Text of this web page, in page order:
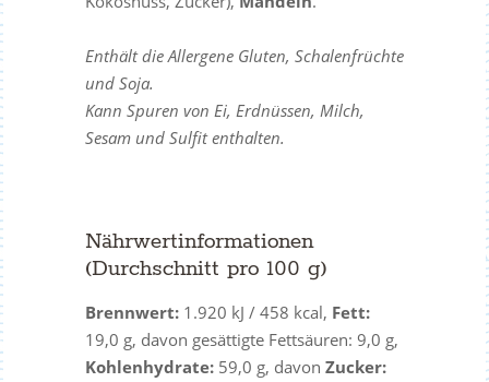
Enthält die Allergene Gluten, Schalenfrüchte
und Soja.
Kann Spuren von Ei, Erdnüssen, Milch,
Sesam und Sulfit enthalten.
Nährwertinformationen
(Durchschnitt pro 100 g)
Brennwert: 1.920 kJ / 458 kcal, Fett:
19,0 g, davon gesättigte Fettsäuren: 9,0 g,
Kohlenhydrate: 59,0 g, davon Zucker: